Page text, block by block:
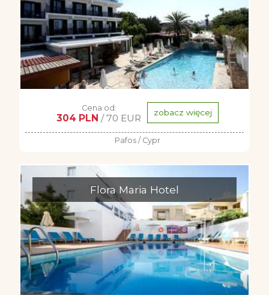
Cena od:
304 PLN / 70 EUR zobacz więcej
Pafos / Cypr
Flora Maria Hotel